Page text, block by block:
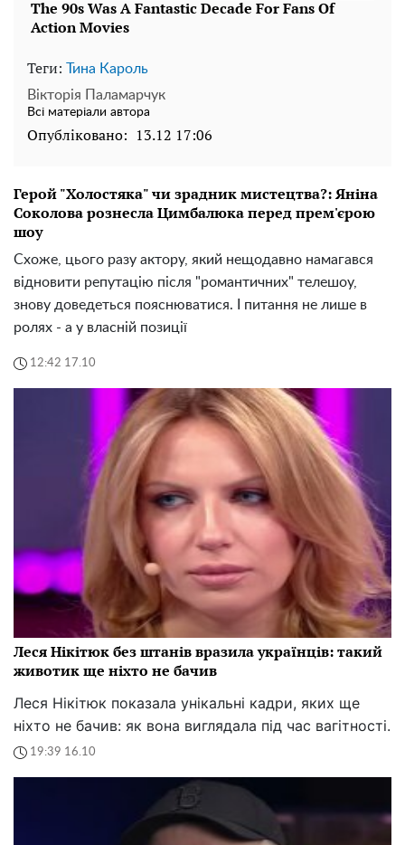
Теги:
Тина Кароль
Вікторія Паламарчук
Всі матеріали автора
Опубліковано: 13.12 17:06
Герой "Холостяка" чи зрадник мистецтва?: Яніна
Соколова рознесла Цимбалюка перед прем'єрою
шоу
Схоже, цього разу актору, який нещодавно намагався
відновити репутацію після "романтичних" телешоу,
знову доведеться пояснюватися. І питання не лише в
ролях - а у власній позиції
12:42 17.10
Леся Нікітюк без штанів вразила українців: такий
животик ще ніхто не бачив
Леся Нікітюк показала унікальні кадри, яких ще
ніхто не бачив: як вона виглядала під час вагітності.
19:39 16.10